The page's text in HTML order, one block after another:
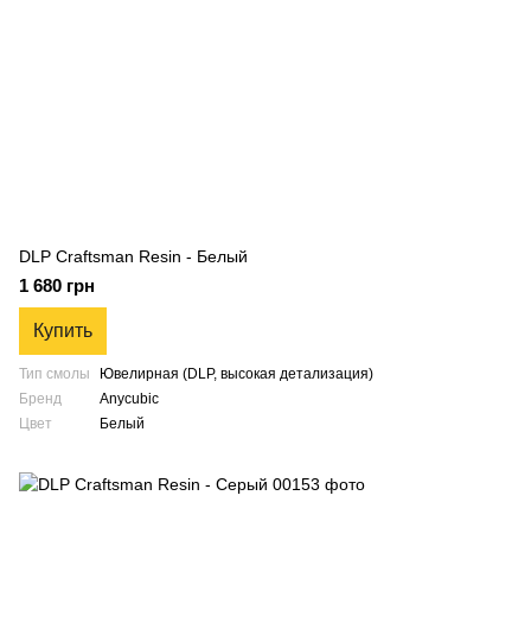
DLP Craftsman Resin - Белый
1 680 грн
Купить
Тип смолы
Ювелирная (DLP, высокая детализация)
Бренд
Anycubic
Цвет
Белый